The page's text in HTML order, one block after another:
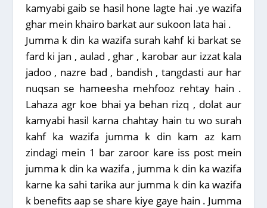
kamyabi gaib se hasil hone lagte hai .ye wazifa
ghar mein khairo barkat aur sukoon lata hai .
Jumma k din ka wazifa surah kahf ki barkat se
fard ki jan , aulad , ghar , karobar aur izzat kala
jadoo , nazre bad , bandish , tangdasti aur har
nuqsan se hameesha mehfooz rehtay hain .
Lahaza agr koe bhai ya behan rizq , dolat aur
kamyabi hasil karna chahtay hain tu wo surah
kahf ka wazifa jumma k din kam az kam
zindagi mein 1 bar zaroor kare iss post mein
jumma k din ka wazifa , jumma k din ka wazifa
karne ka sahi tarika aur jumma k din ka wazifa
k benefits aap se share kiye gaye hain . Jumma